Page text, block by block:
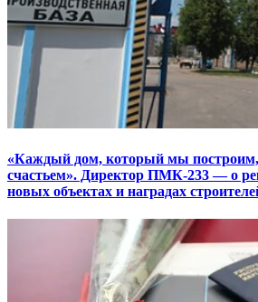
«Каждый дом, который мы построим,
счастьем». Директор ПМК-233 — о
новых объектах и наградах